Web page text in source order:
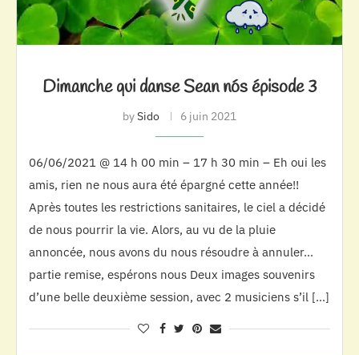
Dimanche qui danse Sean nós épisode 3
bySido 6 juin 2021
06/06/2021 @ 14 h 00 min – 17 h 30 min – Eh oui les
amis, rien ne nous aura été épargné cette année!!
Après toutes les restrictions sanitaires, le ciel a décidé
de nous pourrir la vie. Alors, au vu de la pluie
annoncée, nous avons du nous résoudre à annuler…
partie remise, espérons nous Deux images souvenirs
d’une belle deuxième session, avec 2 musiciens s’il […]